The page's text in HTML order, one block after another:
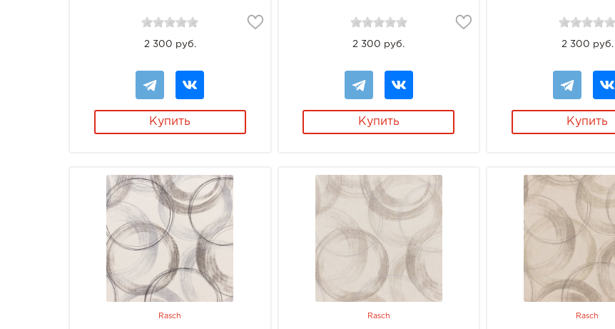
2 300 руб.
Купить
2 300 руб.
Купить
2 300 руб.
Купить
Rasch Rasch Rasch